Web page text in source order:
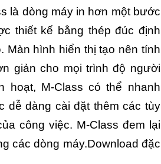
là dòng máy in hơn một bước
thiết kế bằng thép đúc định
Màn hình hiển thị tạo nên tính
giản cho mọi trình độ người
hoạt, M-Class có thể nhanh
dễ dàng cài đặt thêm các tùy
công việc. M-Class đem lại
các dòng máy.Download đặc